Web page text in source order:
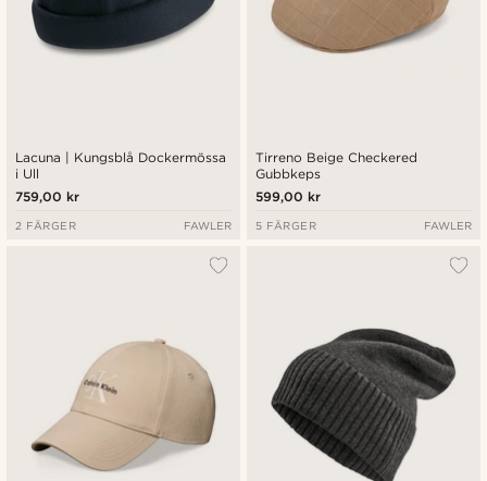
Lacuna | Kungsblå Dockermössa
i Ull
759,00 kr
2 FÄRGER FAWLER
Tirreno Beige Checkered
Gubbkeps
599,00 kr
5 FÄRGER FAWLER